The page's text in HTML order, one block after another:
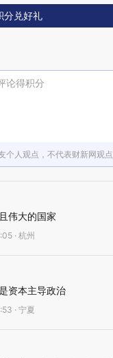
分兑好礼
论得积分
个人观点，不代表财新网观点
伟大的国家
· 杭州
资本主导政治
· 宁夏